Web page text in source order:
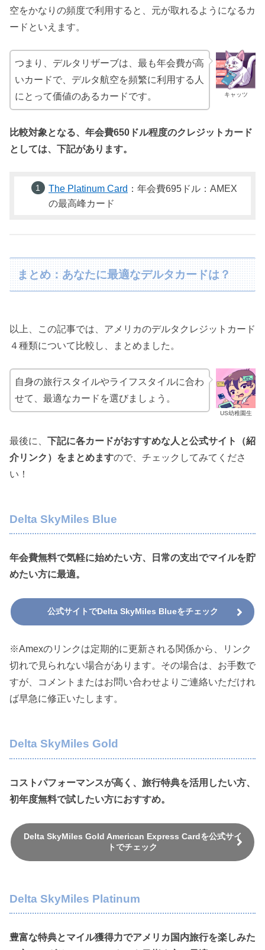
空をかなりの頻度で利用すると、元が取れるようになるカ
ードといえます。
キャッツ
つまり、デルタリザーブは、最も年会費が高
いカードで、デルタ航空を頻繁に利用する人
にとって価値のあるカードです。
比較対象となる、年会費650ドル程度のクレジットカード
としては、下記があります。
The Platinum Card ：年会費695ドル：AMEX
の最高峰カード
まとめ：あなたに最適なデルタカードは？
以上、この記事では、アメリカのデルタクレジットカード
４種類について比較し、まとめました。
US幼稚園生
自身の旅行スタイルやライフスタイルに合わ
せて、最適なカードを選びましょう。
最後に、 下記に各カードがおすすめな人と公式サイト（紹
介リンク）をまとめますので、チェックしてみてくださ
い！
Delta SkyMiles Blue
年会費無料で気軽に始めたい方、日常の支出でマイルを貯
めたい方に最適。
公式サイトでDelta SkyMiles Blueをチェック
※Amexのリンクは定期的に更新される関係から、リンク
切れで見られない場合があります。その場合は、お手数で
すが、コメントまたはお問い合わせよりご連絡いただけれ
ば早急に修正いたします。
Delta SkyMiles Gold
コストパフォーマンスが高く、旅行特典を活用したい方、
初年度無料で試したい方におすすめ。
Delta SkyMiles Gold American Express Cardを公式サイ
トでチェック
Delta SkyMiles Platinum
豊富な特典とマイル獲得力でアメリカ国内旅行を楽しみた